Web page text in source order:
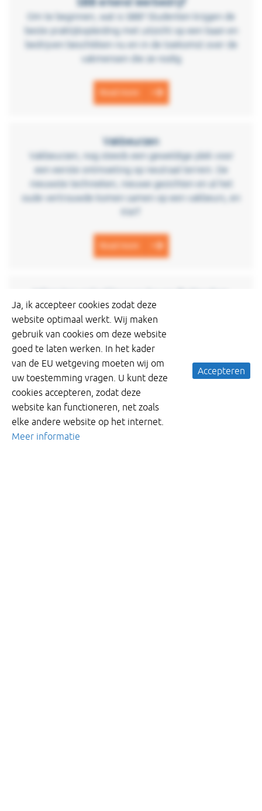
Om te beginnen, wat is SBB? Studenten krijgen de
beste praktijkopleiding met uitzicht op een baan en
bedrijven beschikken nu en in de toekomst over de
vakmensen die ze nodig
Read more
Vakbeurzen
Vakbeurzen, nog steeds een geweldige plek voor
een eerste ontmoeting op neutraal terrein. De
nieuwste technieken, nieuwe gezichten en al het
oude vertrouwde komen samen op een vakbeurs, en
KWT
Read more
KWT heeft in opdracht van Duikbedrijf W. Smit B.V.
voor Port of Rotterdam drie Wastop
terugslagkleppen met een diameter van Ø1200mm
mogen leveren op de Maasvlakte van Rotterdam. De
terugslagkleppen
Read more
Ja, ik accepteer cookies zodat deze
website optimaal werkt. Wij maken
gebruik van cookies om deze website
goed te laten werken. In het kader
van de EU wetgeving moeten wij om
uw toestemming vragen. U kunt deze
cookies accepteren, zodat deze
website kan functioneren, net zoals
elke andere website op het internet.
Meer informatie
Accepteren